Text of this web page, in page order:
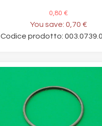
0,80 €
You save: 0,70 €
Codice prodotto: